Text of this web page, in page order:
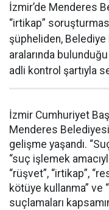
İzmir’de Menderes
“irtikap”
şüpheliden, Belediye
aralarında
adli kontrol şartıyla
İzmir Cumhuriyet
Menderes
gelişme yaşandı.
“suç işlemek
“rüşvet”, “irtikap”,
kötüye kullanma” ve
suçlamaları